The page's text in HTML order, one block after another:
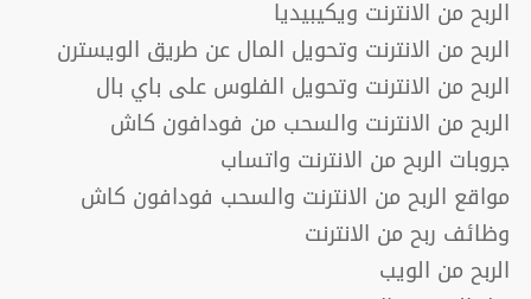
الربح من الانترنت ويكيبيديا
الربح من الانترنت وتحويل المال عن طريق الويسترن
الربح من الانترنت وتحويل الفلوس على باي بال
الربح من الانترنت والسحب من فودافون كاش
جروبات الربح من الانترنت واتساب
مواقع الربح من الانترنت والسحب فودافون كاش
وظائف ربح من الانترنت
الربح من الويب